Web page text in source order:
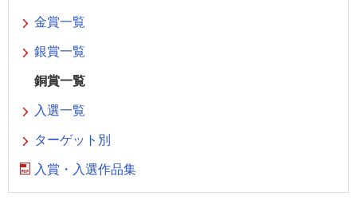
金賞一覧
銀賞一覧
銅賞一覧
入選一覧
ターゲット別
入賞・入選作品集